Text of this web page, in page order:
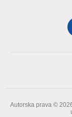
Autorska prava ©